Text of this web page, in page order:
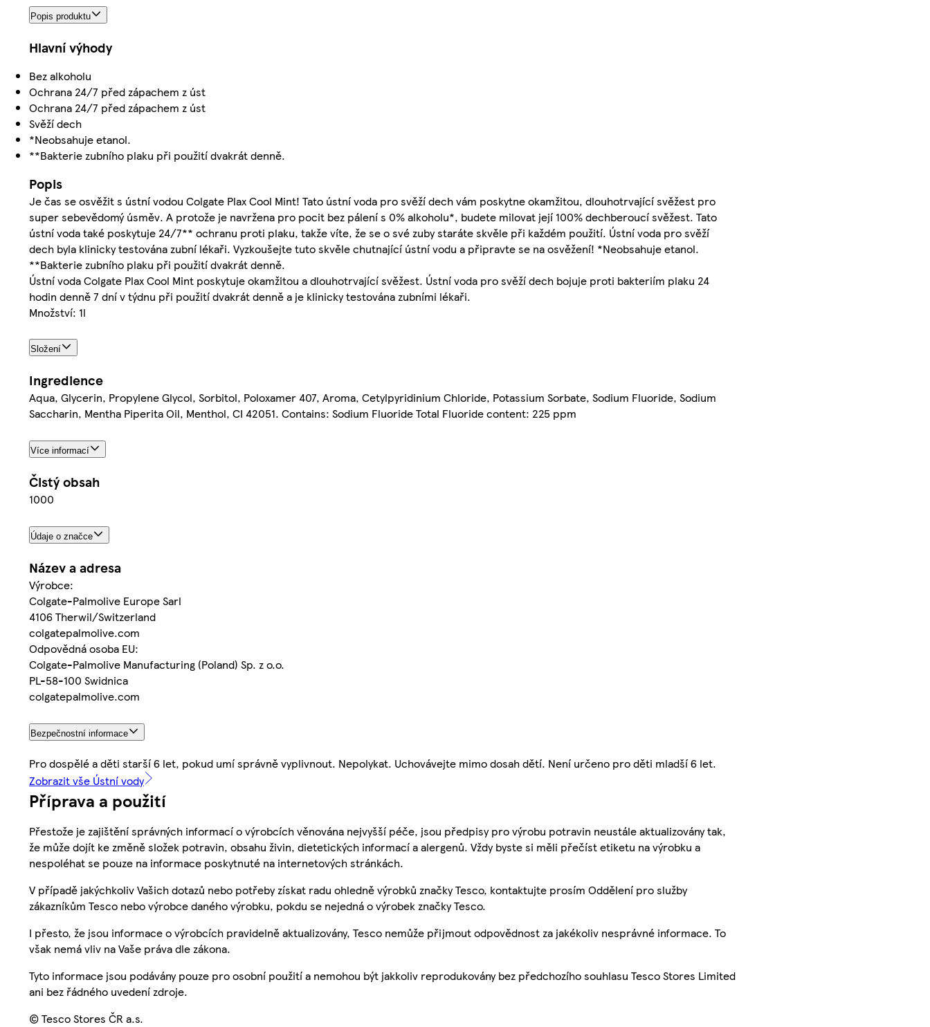
Popis produktu
Hlavní výhody
Bez alkoholu
Ochrana 24/7 před zápachem z úst
Ochrana 24/7 před zápachem z úst
Svěží dech
*Neobsahuje etanol.
**Bakterie zubního plaku při použití dvakrát denně.
Popis
Je čas se osvěžit s ústní vodou Colgate Plax Cool Mint! Tato ústní voda pro svěží dech vám poskytne okamžitou, dlouhotrvající svěžest pro
super sebevědomý úsměv. A protože je navržena pro pocit bez pálení s 0% alkoholu*, budete milovat její 100% dechberoucí svěžest. Tato
ústní voda také poskytuje 24/7** ochranu proti plaku, takže víte, že se o své zuby staráte skvěle při každém použití. Ústní voda pro svěží
dech byla klinicky testována zubní lékaři. Vyzkoušejte tuto skvěle chutnající ústní vodu a připravte se na osvěžení! *Neobsahuje etanol.
**Bakterie zubního plaku při použití dvakrát denně.
Ústní voda Colgate Plax Cool Mint poskytuje okamžitou a dlouhotrvající svěžest. Ústní voda pro svěží dech bojuje proti bakteriím plaku 24
hodin denně 7 dní v týdnu při použití dvakrát denně a je klinicky testována zubními lékaři.
Množství: 1l
Složení
Ingredience
Aqua, Glycerin, Propylene Glycol, Sorbitol, Poloxamer 407, Aroma, Cetylpyridinium Chloride, Potassium Sorbate, Sodium Fluoride, Sodium
Saccharin, Mentha Piperita Oil, Menthol, CI 42051. Contains: Sodium Fluoride Total Fluoride content: 225 ppm
Více informací
Čistý obsah
1000
Údaje o značce
Název a adresa
Výrobce:
Colgate-Palmolive Europe Sarl
4106 Therwil/Switzerland
colgatepalmolive.com
Odpovědná osoba EU:
Colgate-Palmolive Manufacturing (Poland) Sp. z o.o.
PL-58-100 Swidnica
colgatepalmolive.com
Bezpečnostní informace
Pro dospělé a děti starší 6 let, pokud umí správně vyplivnout. Nepolykat. Uchovávejte mimo dosah dětí. Není určeno pro děti mladší 6 let.
Zobrazit vše Ústní vody
Příprava a použití
Přestože je zajištění správných informací o výrobcích věnována nejvyšší péče, jsou předpisy pro výrobu potravin neustále aktualizovány tak,
že může dojít ke změně složek potravin, obsahu živin, dietetických informací a alergenů. Vždy byste si měli přečíst etiketu na výrobku a
nespoléhat se pouze na informace poskytnuté na internetových stránkách.
V případě jakýchkoliv Vašich dotazů nebo potřeby získat radu ohledně výrobků značky Tesco, kontaktujte prosím Oddělení pro služby
zákazníkům Tesco nebo výrobce daného výrobku, pokdu se nejedná o výrobek značky Tesco.
I přesto, že jsou informace o výrobcích pravidelně aktualizovány, Tesco nemůže přijmout odpovědnost za jakékoliv nesprávné informace. To
však nemá vliv na Vaše práva dle zákona.
Tyto informace jsou podávány pouze pro osobní použití a nemohou být jakkoliv reprodukovány bez předchozího souhlasu Tesco Stores Limited
ani bez řádného uvedení zdroje.
© Tesco Stores ČR a.s.